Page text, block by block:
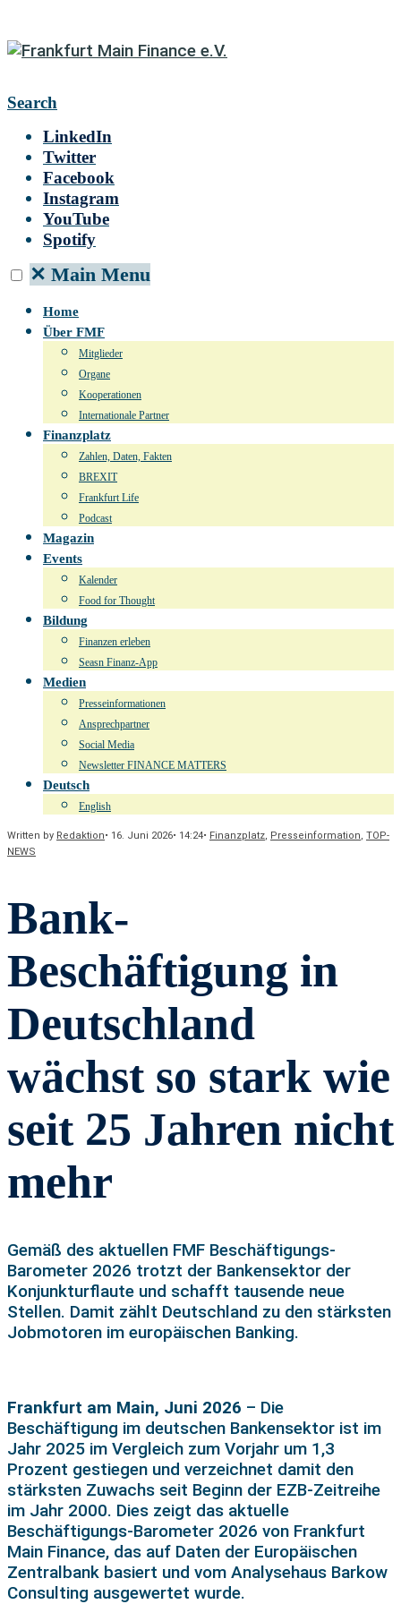
Search
LinkedIn
Twitter
Facebook
Instagram
YouTube
Spotify
✕ Main Menu
Home
Über FMF
Mitglieder
Organe
Kooperationen
Internationale Partner
Finanzplatz
Zahlen, Daten, Fakten
BREXIT
Frankfurt Life
Podcast
Magazin
Events
Kalender
Food for Thought
Bildung
Finanzen erleben
Seasn Finanz-App
Medien
Presseinformationen
Ansprechpartner
Social Media
Newsletter FINANCE MATTERS
Deutsch
English
Written by Redaktion• 16. Juni 2026• 14:24• Finanzplatz, Presseinformation, TOP-
NEWS
Bank-
Beschäftigung in
Deutschland
wächst so stark wie
seit 25 Jahren nicht
mehr
Gemäß des aktuellen FMF Beschäftigungs-
Barometer 2026 trotzt der Bankensektor der
Konjunkturflaute und schafft tausende neue
Stellen. Damit zählt Deutschland zu den stärksten
Jobmotoren im europäischen Banking.
Frankfurt am Main, Juni 2026 – Die
Beschäftigung im deutschen Bankensektor ist im
Jahr 2025 im Vergleich zum Vorjahr um 1,3
Prozent gestiegen und verzeichnet damit den
stärksten Zuwachs seit Beginn der EZB-Zeitreihe
im Jahr 2000. Dies zeigt das aktuelle
Beschäftigungs-Barometer 2026 von Frankfurt
Main Finance, das auf Daten der Europäischen
Zentralbank basiert und vom Analysehaus Barkow
Consulting ausgewertet wurde.